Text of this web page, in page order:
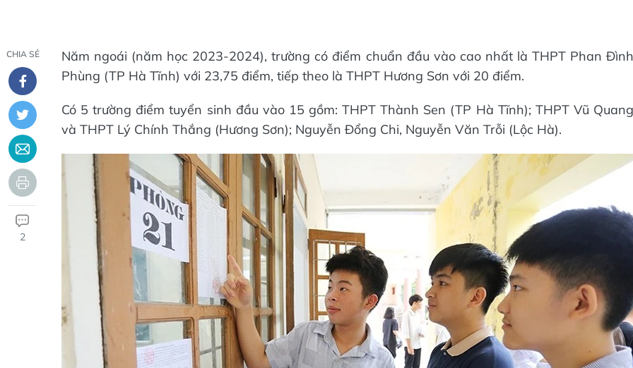
CHIA SẺ
2
Năm ngoái (năm học 2023-2024), trường có điểm chuẩn đầu vào cao nhất là THPT Phan Đình
Phùng (TP Hà Tĩnh) với 23,75 điểm, tiếp theo là THPT Hương Sơn với 20 điểm.
Có 5 trường điểm tuyển sinh đầu vào 15 gồm: THPT Thành Sen (TP Hà Tĩnh); THPT Vũ Quang
và THPT Lý Chính Thắng (Hương Sơn); Nguyễn Đổng Chi, Nguyễn Văn Trỗi (Lộc Hà).